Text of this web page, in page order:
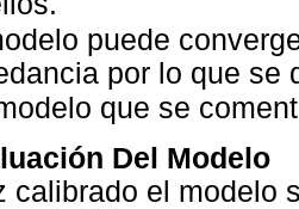
puede
por lo que se
que se
Del Modelo
calibrado el modelo